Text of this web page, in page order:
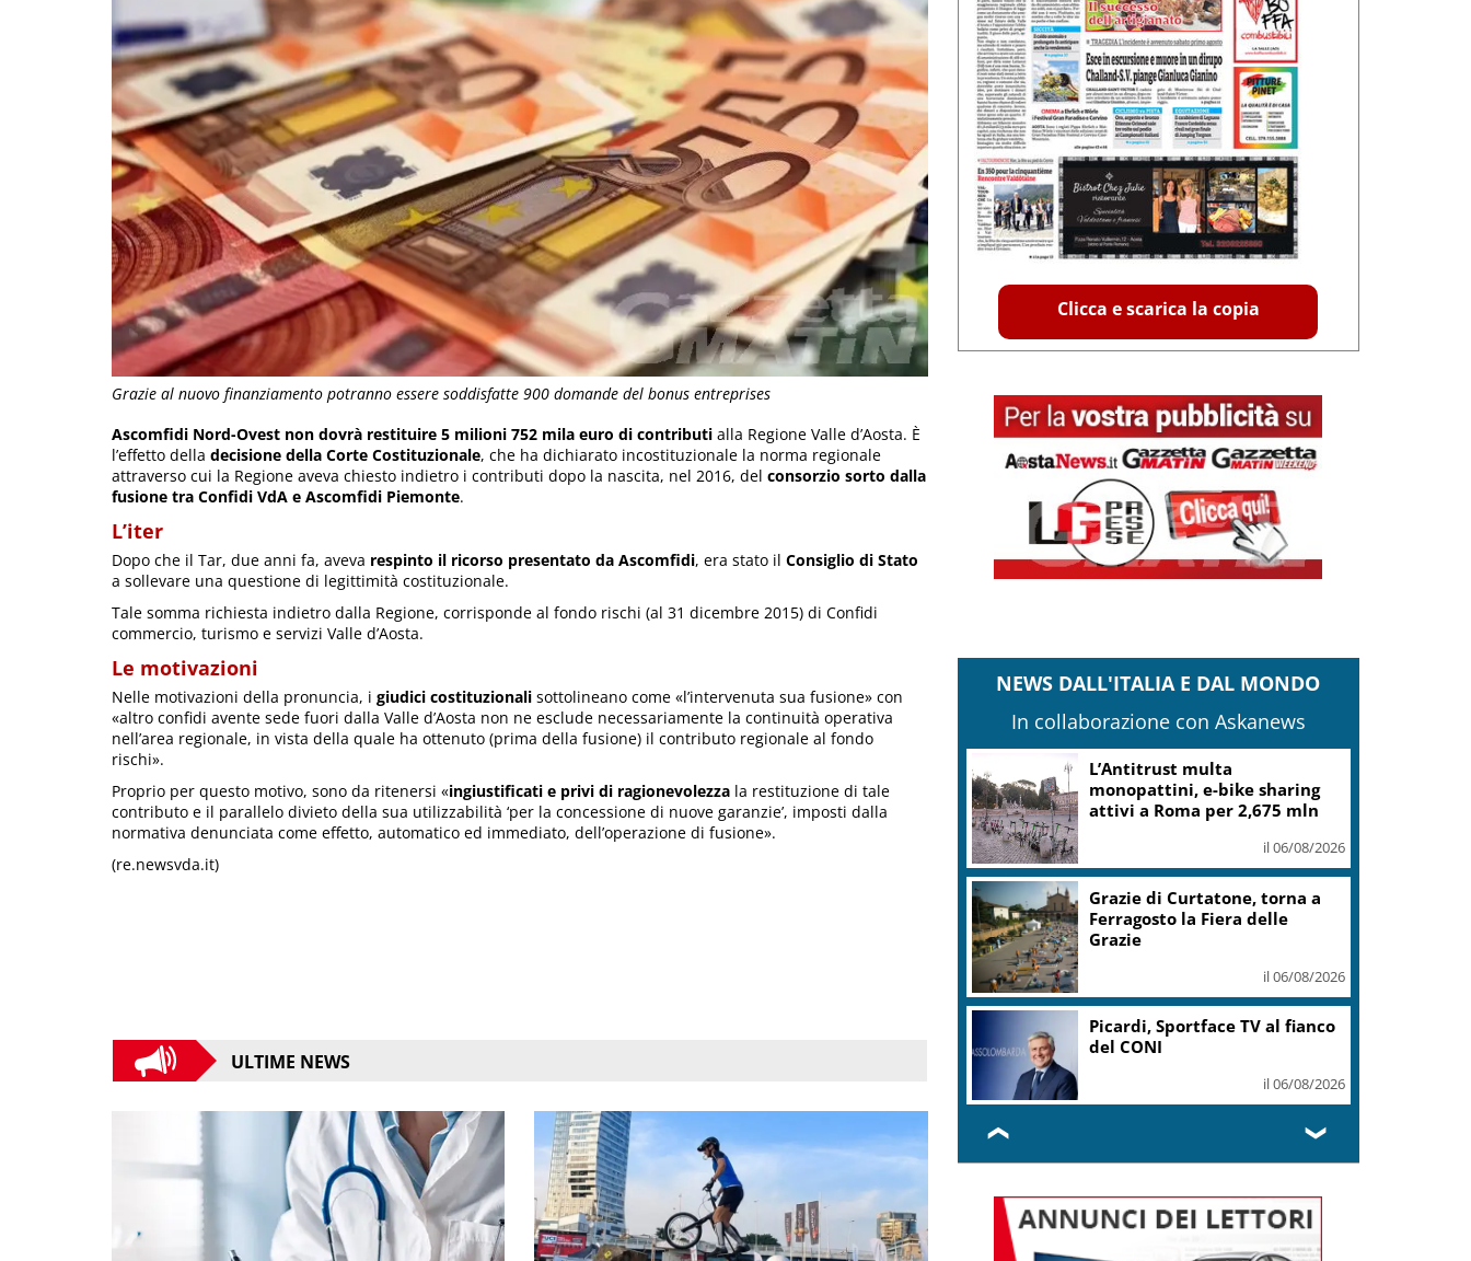
Grazie al nuovo finanziamento potranno essere soddisfatte 900 domande del bonus entreprises
Ascomfidi Nord-Ovest non dovrà restituire 5 milioni 752 mila euro di contributi alla Regione Valle d’Aosta. È
l’effetto della decisione della Corte Costituzionale, che ha dichiarato incostituzionale la norma regionale
attraverso cui la Regione aveva chiesto indietro i contributi dopo la nascita, nel 2016, del consorzio sorto dalla
fusione tra Confidi VdA e Ascomfidi Piemonte.
L’iter
Dopo che il Tar, due anni fa, aveva respinto il ricorso presentato da Ascomfidi, era stato il Consiglio di Stato
a sollevare una questione di legittimità costituzionale.
Tale somma richiesta indietro dalla Regione, corrisponde al fondo rischi (al 31 dicembre 2015) di Confidi
commercio, turismo e servizi Valle d’Aosta.
Le motivazioni
Nelle motivazioni della pronuncia, i giudici costituzionali sottolineano come «l’intervenuta sua fusione» con
«altro confidi avente sede fuori dalla Valle d’Aosta non ne esclude necessariamente la continuità operativa
nell’area regionale, in vista della quale ha ottenuto (prima della fusione) il contributo regionale al fondo
rischi».
Proprio per questo motivo, sono da ritenersi «ingiustificati e privi di ragionevolezza la restituzione di tale
contributo e il parallelo divieto della sua utilizzabilità ‘per la concessione di nuove garanzie’, imposti dalla
normativa denunciata come effetto, automatico ed immediato, dell’operazione di fusione».
(re.newsvda.it)
ULTIME NEWS
Clicca e scarica la copia
NEWS DALL'ITALIA E DAL MONDO
In collaborazione con Askanews
L’Antitrust multa
monopattini, e-bike sharing
attivi a Roma per 2,675 mln
il 06/08/2026
Grazie di Curtatone, torna a
Ferragosto la Fiera delle
Grazie
il 06/08/2026
Picardi, Sportface TV al fianco
del CONI
il 06/08/2026
❮ ❯